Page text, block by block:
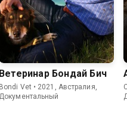
Ветеринар Бондай Бич
Bondi Vet • 2021, Австралия,
Документальный